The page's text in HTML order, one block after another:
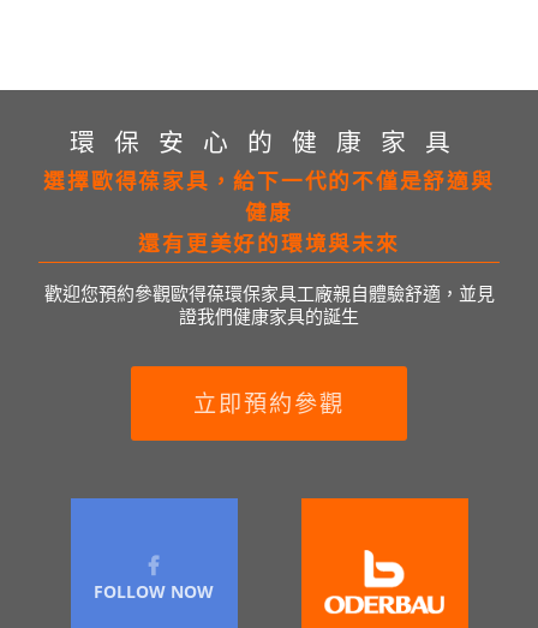
環保安心的健康家具
選擇歐得葆家具，給下一代的不僅是舒適與
健康
還有更美好的環境與未來
歡迎您預約參觀歐得葆環保家具工廠親自體驗舒適，並見
證我們健康家具的誕生
立即預約參觀
FOLLOW NOW